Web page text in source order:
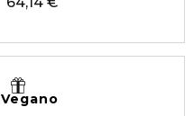
Vegano